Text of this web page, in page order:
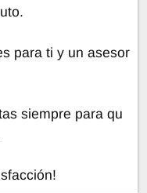
para ti y un asesor
siempre para qu